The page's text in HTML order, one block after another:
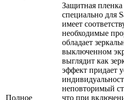
Полное
Защитная пленка
специально для
имеет
необходимые
обладает
выключенном
выглядит как
эффект придает
неповторимый
что при